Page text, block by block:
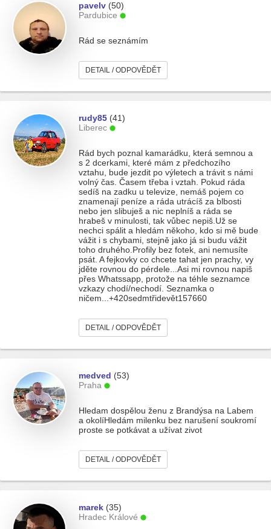
pavelv (50)
Pardubice
Rád se seznámím
DETAIL / ODPOVĚDĚT
rudy85 (41)
Liberec
Rád bych poznal kamarádku, která semnou a
s 2 dcerkami, které mám z předchozího
vztahu, bude jezdit po výletech a trávit s námi
volný čas. Časem třeba i vztah. Pokud ráda
sedíš na zadku u televize, nemáš pojem co
znamenají peníze a ráda utrácíš za blbosti
nebo jen slibuješ a nic neplníš a ráda se
hrabeš v minulosti, tak vůbec nepiš.Už se
nechci spálit a hledám někoho, kdo si mě bude
vážit i s chybami, stejně jako já si budu vážit
toho druhého.Profily bez fotek, ani nemusíte
psát. A fejkovky co chcete tahat jen prachy, vy
jděte rovnou do pérdele...Asi mi rovnou napiš
přes Whatssapp, protože na téhle seznamce
vzkazy chodí/nechodí. Seznamka o
ničem...+420sedmtřidevět157660
DETAIL / ODPOVĚDĚT
medved (53)
Praha
Hledam dospělou ženu z Brandýsa na Labem
a okolíHledám milenku bez narušení soukromí
proste se potkávat a užívat zivot
DETAIL / ODPOVĚDĚT
marek (35)
Hradec Králové